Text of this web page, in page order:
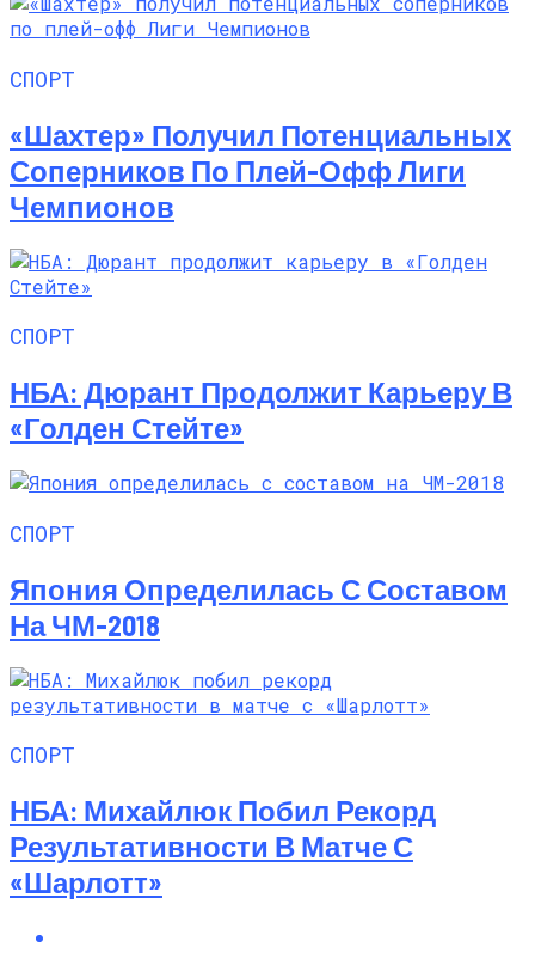
СПОРТ
«Шахтер» Получил Потенциальных
Соперников По Плей-Офф Лиги
Чемпионов
СПОРТ
НБА: Дюрант Продолжит Карьеру В
«Голден Стейте»
СПОРТ
Япония Определилась С Составом
На ЧМ-2018
СПОРТ
НБА: Михайлюк Побил Рекорд
Результативности В Матче С
«Шарлотт»